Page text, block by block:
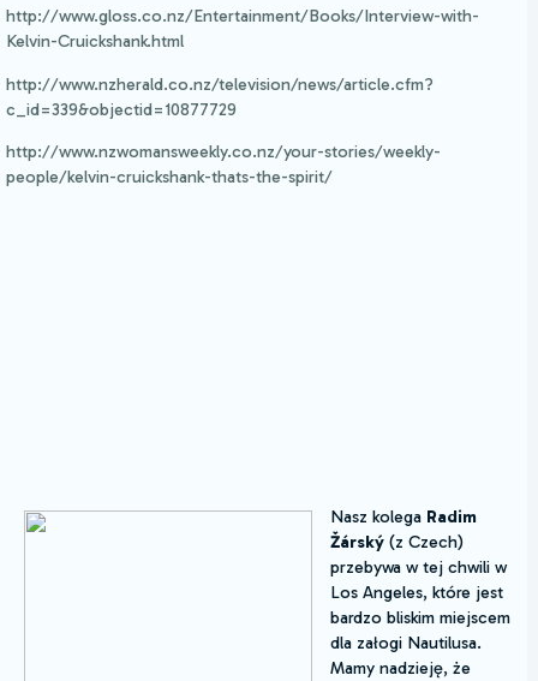
http://www.gloss.co.nz/Entertainment/Books/Interview-with-
Kelvin-Cruickshank.html
http://www.nzherald.co.nz/television/news/article.cfm?
c_id=339&objectid=10877729
http://www.nzwomansweekly.co.nz/your-stories/weekly-
people/kelvin-cruickshank-thats-the-spirit/
Nasz kolega Radim
Žárský (z Czech)
przebywa w tej chwili w
Los Angeles, które jest
bardzo bliskim miejscem
dla załogi Nautilusa.
Mamy nadzieję, że